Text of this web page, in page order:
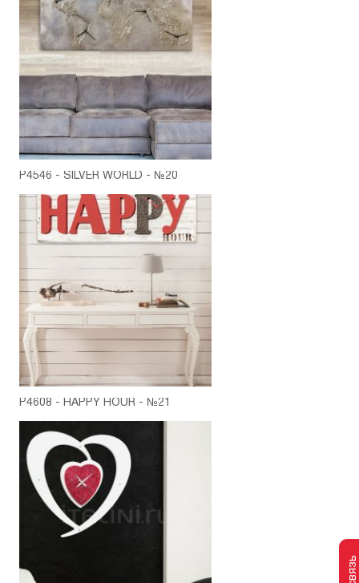
P4546 - SILVER WORLD - №20
P4608 - HAPPY HOUR - №21